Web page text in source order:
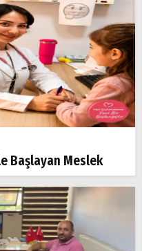
Başlayan Meslek